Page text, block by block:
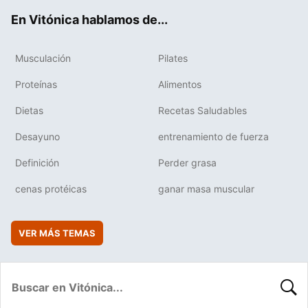
En Vitónica hablamos de...
Musculación Pilates
Proteínas Alimentos
Dietas Recetas Saludables
Desayuno entrenamiento de fuerza
Definición Perder grasa
cenas protéicas ganar masa muscular
VER MÁS TEMAS